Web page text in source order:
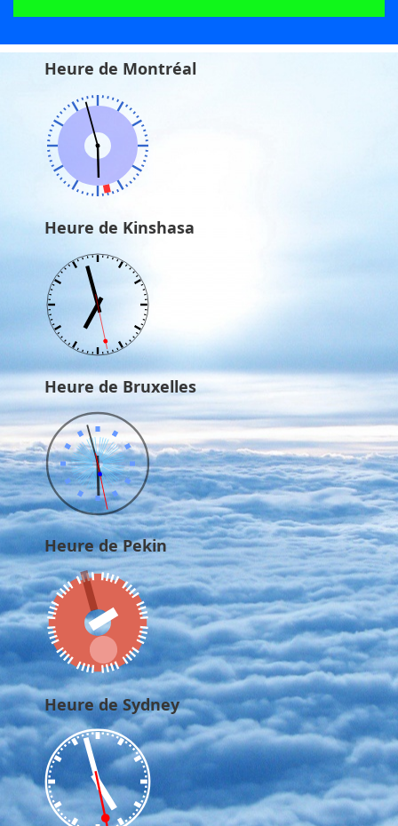
Heure de Montréal
Heure de Kinshasa
Heure de Bruxelles
Heure de Pekin
Heure de Sydney